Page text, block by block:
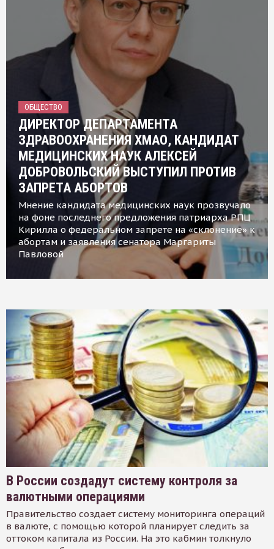
ОБЩЕСТВО
ДИРЕКТОР ДЕПАРТАМЕНТА
ЗДРАВООХРАНЕНИЯ ХМАО, КАНДИДАТ
МЕДИЦИНСКИХ НАУК АЛЕКСЕЙ
ДОБРОВОЛЬСКИЙ ВЫСТУПИЛ ПРОТИВ
ЗАПРЕТА АБОРТОВ
Мнение кандидата медицинских наук прозвучало
на фоне последнего предложения патриарха РПЦ
Кирилла о федеральном запрете на «склонение» к
абортам и заявления сенатора Маргариты
Павловой
В России создадут систему контроля за
валютными операциями
Правительство создает систему мониторинга операций
в валюте, с помощью которой планирует следить за
оттоком капитала из России. На это кабмин толкнуло